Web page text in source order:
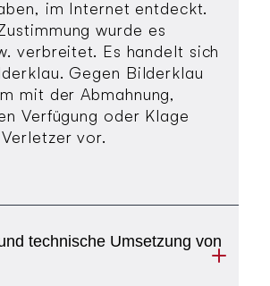
im Internet entdeckt.
wurde es
verbreitet. Es handelt sich
Gegen Bilderklau
mit der Abmahnung,
Verfügung oder Klage
vor.
technische Umsetzung von